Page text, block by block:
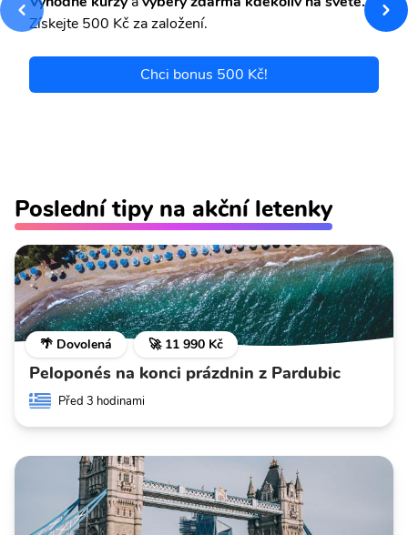
Získejte 500 Kč za založení.
Chci bonus 500 Kč!
Poslední tipy na akční letenky
🌴 Dovolená 🚀 11 990 Kč
Peloponés na konci prázdnin z Pardubic
Před 3 hodinami